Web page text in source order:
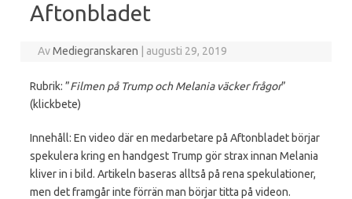
Aftonbladet
AvMediegranskaren augusti 29, 2019
Rubrik: ”Filmen på Trump och Melania väcker frågor”
(klickbete)
Innehåll: En video där en medarbetare på Aftonbladet börjar
spekulera kring en handgest Trump gör strax innan Melania
kliver in i bild. Artikeln baseras alltså på rena spekulationer,
men det framgår inte förrän man börjar titta på videon.